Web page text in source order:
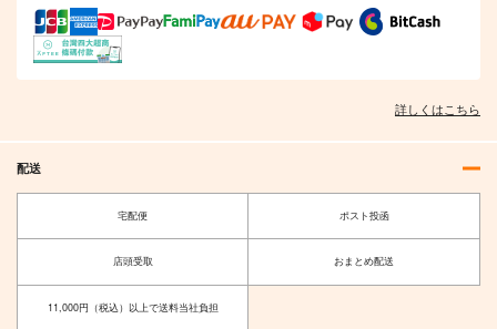
詳しくはこちら
配送
宅配便 ポスト投函
店頭受取 おまとめ配送
11,000円（税込）以上で送料当社負担